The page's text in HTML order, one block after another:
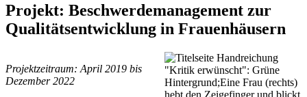
Projekt: Beschwerdemanagement zur
Qualitätsentwicklung in Frauenhäusern
Projektzeitraum: April 2019 bis
Dezember 2022